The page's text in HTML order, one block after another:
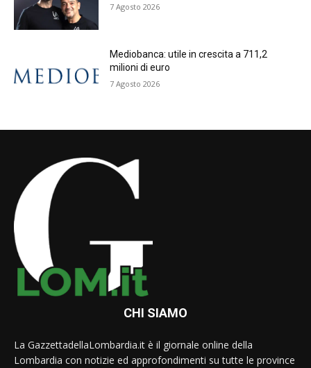
7 Agosto 2026
Mediobanca: utile in crescita a 711,2
milioni di euro
7 Agosto 2026
CHI SIAMO
La GazzettadellaLombardia.it è il giornale online della
Lombardia con notizie ed approfondimenti su tutte le province